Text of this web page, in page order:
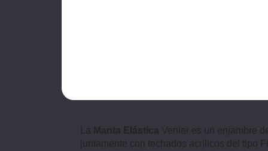
La Manta Elástica Venier es un enjambre
juntamente con techados acrílicos del tipo